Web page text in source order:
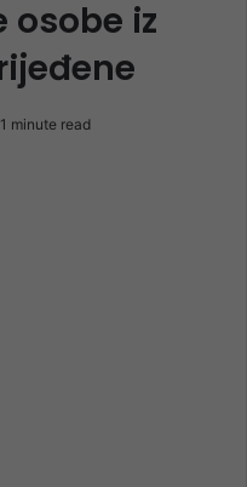
osobe iz
1 minute read